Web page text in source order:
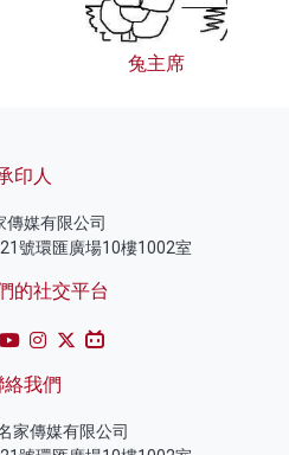
兔主席
印人
傳媒有限公司
號環匯廣場10樓1002室
的社交平台
絡我們
家傳媒有限公司